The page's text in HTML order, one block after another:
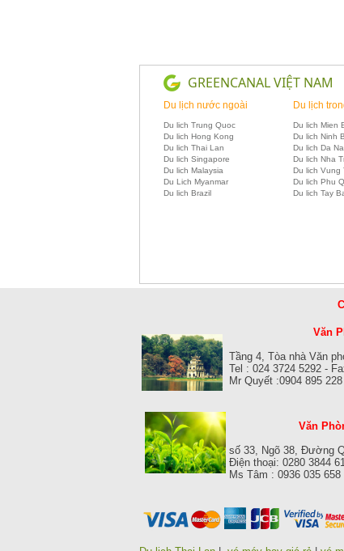
GREENCANAL VIỆT NAM
Du lịch nước ngoài
Du lich Trung Quoc
Du lich Hong Kong
Du lich Thai Lan
Du lich Singapore
Du lich Malaysia
Du Lich Myanmar
Du lich Brazil
Du lịch
Du lich Mien
Du lich Ninh
Du lich Da
Du lich Nha
Du lich Vung
Du lich Phu
Du lich Tay
Văn
Tầng 4, Tòa nhà Văn
Tel : 024 3724 5292 -
Mr Quyết :0904 895
Văn
số 33, Ngõ 38, Đường
Điện thoại: 0280 3844
Ms Tâm : 0936 035